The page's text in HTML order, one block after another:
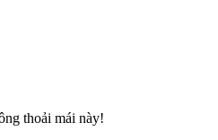
thoải mái này!